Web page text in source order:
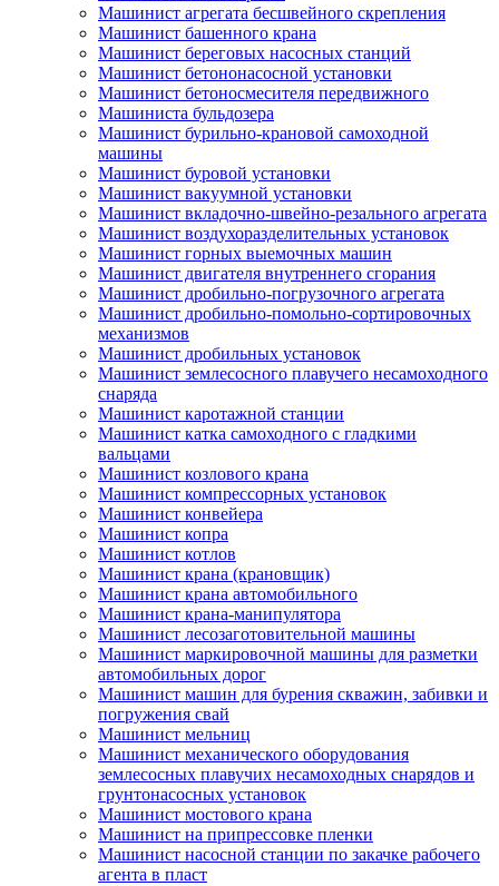
Машинист агрегата бесшвейного скрепления
Машинист башенного крана
Машинист береговых насосных станций
Машинист бетононасосной установки
Машинист бетоносмесителя передвижного
Машиниста бульдозера
Машинист бурильно-крановой самоходной
машины
Машинист буровой установки
Машинист вакуумной установки
Машинист вкладочно-швейно-резального агрегата
Машинист воздухоразделительных установок
Машинист горных выемочных машин
Машинист двигателя внутреннего сгорания
Машинист дробильно-погрузочного агрегата
Машинист дробильно-помольно-сортировочных
механизмов
Машинист дробильных установок
Машинист землесосного плавучего несамоходного
снаряда
Машинист каротажной станции
Машинист катка самоходного с гладкими
вальцами
Машинист козлового крана
Машинист компрессорных установок
Машинист конвейера
Машинист копра
Машинист котлов
Машинист крана (крановщик)
Машинист крана автомобильного
Машинист крана-манипулятора
Машинист лесозаготовительной машины
Машинист маркировочной машины для разметки
автомобильных дорог
Машинист машин для бурения скважин, забивки и
погружения свай
Машинист мельниц
Машинист механического оборудования
землесосных плавучих несамоходных снарядов и
грунтонасосных установок
Машинист мостового крана
Машинист на припрессовке пленки
Машинист насосной станции по закачке рабочего
агента в пласт